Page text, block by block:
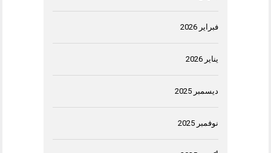
فبراير 2026
يناير 2026
ديسمبر 2025
نوفمبر 2025